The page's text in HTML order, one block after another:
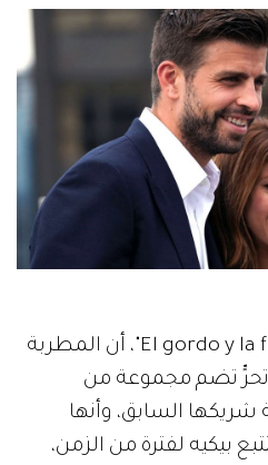
وسبق أن أكد برنامج "El gordo y la flaca"، أن المطربة
تحرٍّ تضم مجموعة من
شريكها السابق، وأنها
بيكيه لفترة من الزمن،